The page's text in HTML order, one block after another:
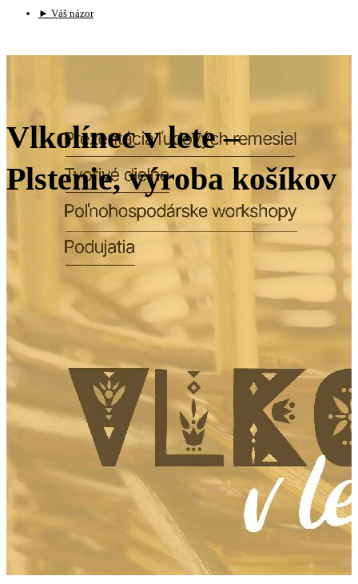
► Váš názor
Vlkolínec v lete –
Plstenie, výroba košíkov